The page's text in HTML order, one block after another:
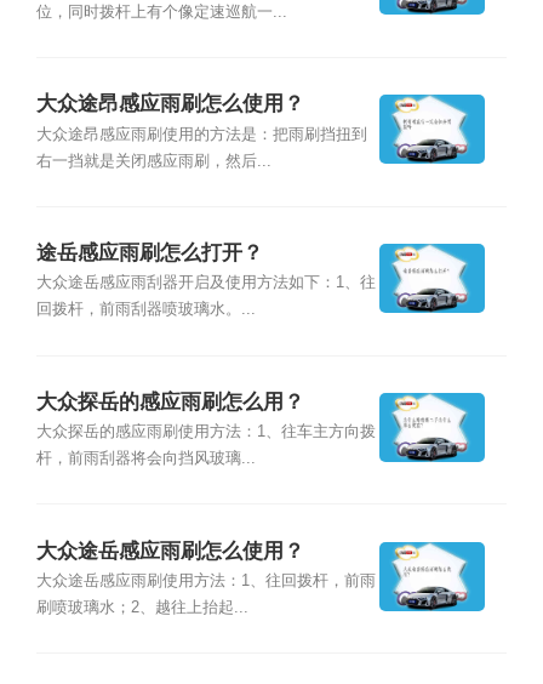
位，同时拨杆上有个像定速巡航一...
大众途昂感应雨刷怎么使用？
大众途昂感应雨刷使用的方法是：把雨刷挡扭到
右一挡就是关闭感应雨刷，然后...
途岳感应雨刷怎么打开？
大众途岳感应雨刮器开启及使用方法如下：1、往
回拨杆，前雨刮器喷玻璃水。...
大众探岳的感应雨刷怎么用？
大众探岳的感应雨刷使用方法：1、往车主方向拨
杆，前雨刮器将会向挡风玻璃...
大众途岳感应雨刷怎么使用？
大众途岳感应雨刷使用方法：1、往回拨杆，前雨
刷喷玻璃水；2、越往上抬起...